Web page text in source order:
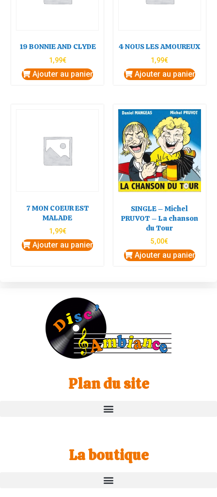
19 BONNIE AND CLYDE
1,99€
Ajouter au panier
4 NOUS LES AMOUREUX
1,99€
Ajouter au panier
7 MON COEUR EST
MALADE
1,99€
Ajouter au panier
SINGLE – Michel
PRUVOT – La chanson
du Tour
5,00€
Ajouter au panier
Plan du site
La boutique